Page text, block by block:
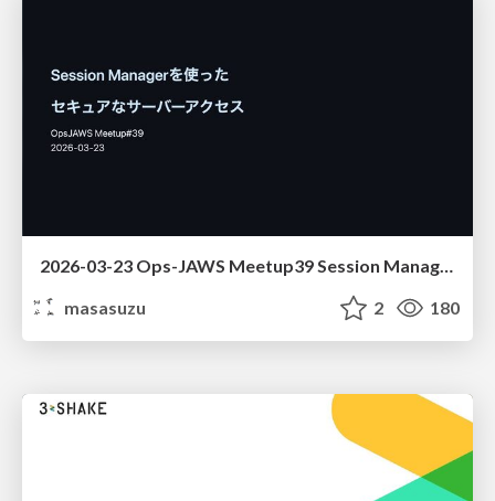
2026-03-23 Ops-JAWS Meetup39 Session Managerを使った セキュアなサーバーアクセス
masasuzu
2 180